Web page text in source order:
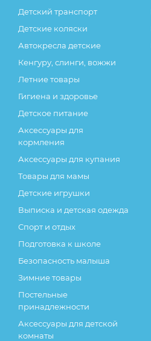
Детский транспорт
Детские коляски
Автокресла детские
Кенгуру, слинги, вожжи
Летние товары
Гигиена и здоровье
Детское питание
Аксессуары для
кормления
Аксессуары для купания
Товары для мамы
Детские игрушки
Выписка и детская одежда
Спорт и отдых
Подготовка к школе
Безопасность малыша
Зимние товары
Постельные
принадлежности
Аксессуары для детской
комнаты